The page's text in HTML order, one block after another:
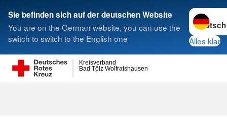
Sie befinden sich auf der deutschen Website
You are on the German website, you can use the
switch to switch to the English one
Sprache
Alles klar
Bad Tölz Wolfratshausen
Kreisverband
Suche